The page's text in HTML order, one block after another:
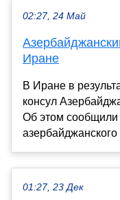
02:27, 24 Май
Иране
В Иране в
консул
Об этом сообщили
01:27, 23 Дек